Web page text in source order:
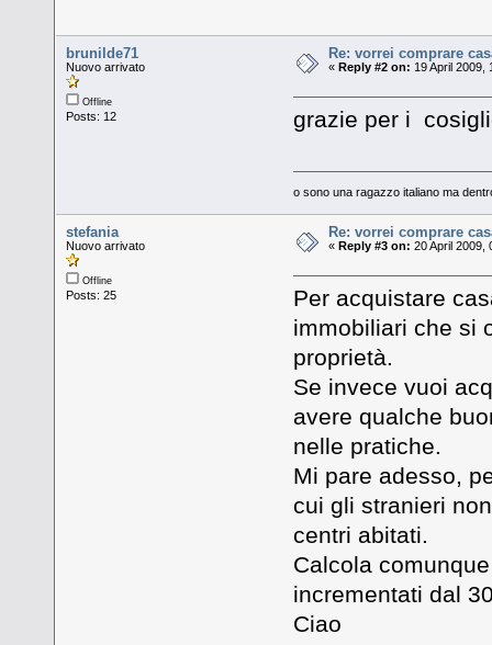
brunilde71
Nuovo arrivato
Offline
Posts: 12
Re: vorrei comprare
« Reply #2 on: 19 April 2009,
grazie per i
o sono una ragazzo italiano ma
stefania
Nuovo arrivato
Offline
Posts: 25
Re: vorrei comprare
« Reply #3 on: 20 April 2009,
Per acquistare
immobiliari che si
proprietà.
Se invece vuoi
avere qualche
nelle pratiche.
Mi pare adesso,
cui gli stranieri
centri abitati.
Calcola
incrementati dal
Ciao